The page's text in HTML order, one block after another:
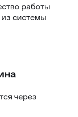
работы
системы
через